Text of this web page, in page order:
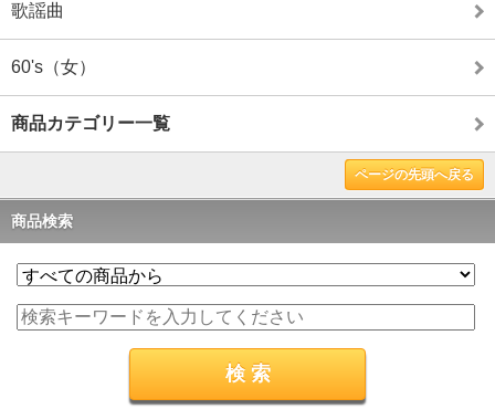
歌謡曲
60's（女）
商品カテゴリー一覧
ページの先頭へ戻る
商品検索